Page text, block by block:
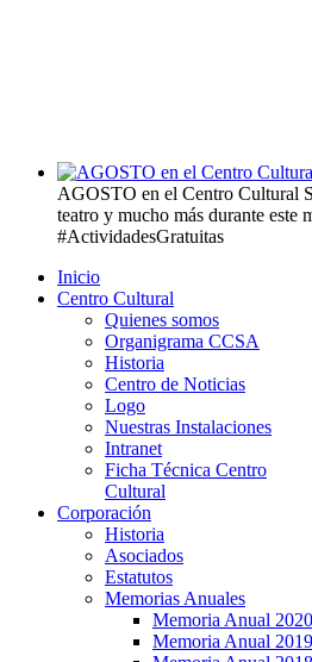
AGOSTO en el Centro Cultural
teatro y mucho más durante este
#ActividadesGratuitas
Inicio
Centro Cultural
Quienes somos
Organigrama CCSA
Historia
Centro de Noticias
Logo
Nuestras Instalaciones
Intranet
Ficha Técnica Centro
Cultural
Corporación
Historia
Asociados
Estatutos
Memorias Anuales
Memoria Anual 2020
Memoria Anual 2019